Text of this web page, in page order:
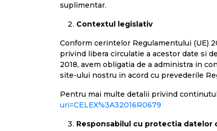
suplimentar.
Contextul legislativ
Conform cerintelor Regulamentului (UE)
privind libera circulatie a acestor date si
2018, avem obligatia de a administra in
site-ului nostru in acord cu prevederile
Pentru mai multe detalii privind
uri=CELEX%3A32016R0679
Responsabilul cu protectia datelor